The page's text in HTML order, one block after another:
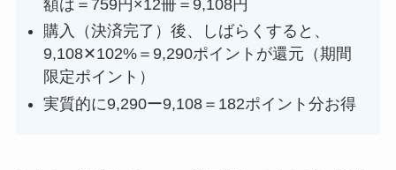
額は＝759円×12冊＝9,108円
購入（決済完了）後、しばらくすると、
9,108✕102%＝9,290ポイントが還元（期間
限定ポイント）
実質的に9,290ー9,108＝182ポイント分お得